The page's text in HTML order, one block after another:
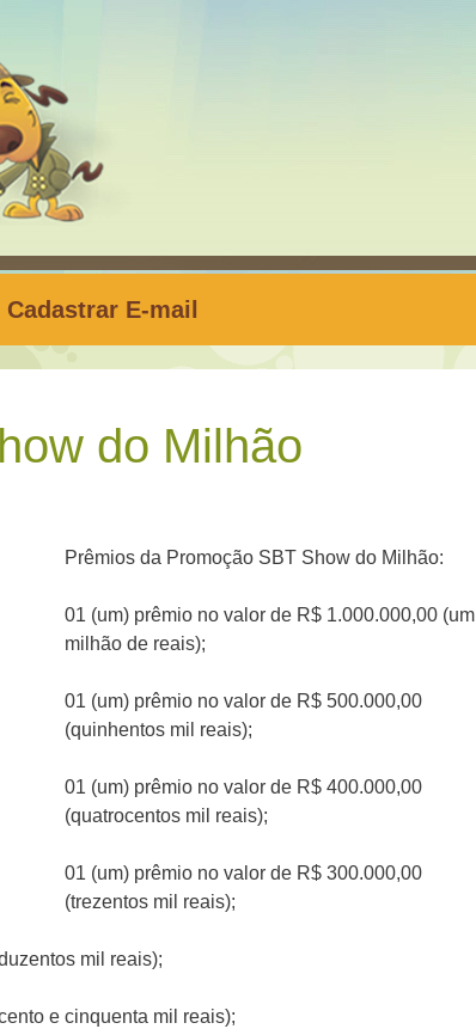
Cadastrar E-mail
do Milhão
Prêmios da Promoção SBT Show do Milhão:
01 (um) prêmio no valor de R$ 1.000.000,00 (um
milhão de reais);
01 (um) prêmio no valor de R$ 500.000,00
(quinhentos mil reais);
01 (um) prêmio no valor de R$ 400.000,00
(quatrocentos mil reais);
01 (um) prêmio no valor de R$ 300.000,00
(trezentos mil reais);
mil reais);
e cinquenta mil reais);